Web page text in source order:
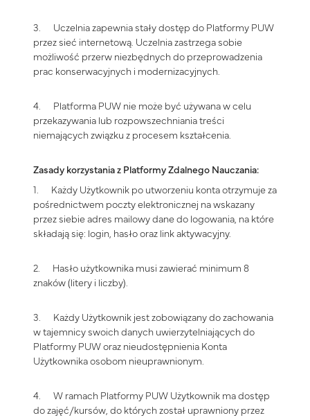
3. Uczelnia zapewnia stały dostęp do Platformy PUW
przez sieć internetową. Uczelnia zastrzega sobie
możliwość przerw niezbędnych do przeprowadzenia
prac konserwacyjnych i modernizacyjnych.
4. Platforma PUW nie może być używana w celu
przekazywania lub rozpowszechniania treści
niemających związku z procesem kształcenia.
Zasady korzystania z Platformy Zdalnego Nauczania:
1. Każdy Użytkownik po utworzeniu konta otrzymuje za
pośrednictwem poczty elektronicznej na wskazany
przez siebie adres mailowy dane do logowania, na które
składają się: login, hasło oraz link aktywacyjny.
2. Hasło użytkownika musi zawierać minimum 8
znaków (litery i liczby).
3. Każdy Użytkownik jest zobowiązany do zachowania
w tajemnicy swoich danych uwierzytelniających do
Platformy PUW oraz nieudostępnienia Konta
Użytkownika osobom nieuprawnionym.
4. W ramach Platformy PUW Użytkownik ma dostęp
do zajęć/kursów, do których został uprawniony przez